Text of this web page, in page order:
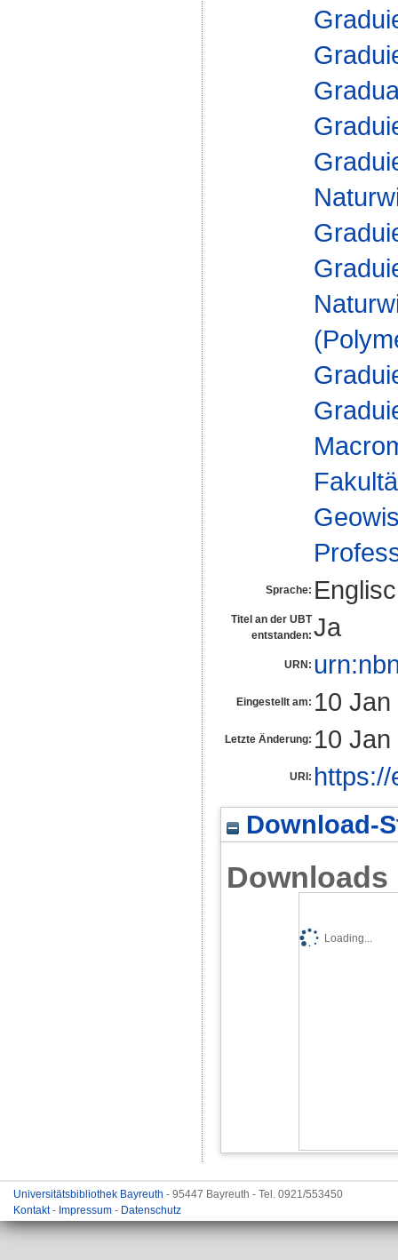
Sprache:
Titel an der UBT
entstanden: Ja
URN:
Eingestellt am: 10
Letzte Änderung: 10
URI:
Download-
Downloads
Loading...
Universitätsbibliothek Bayreuth - 95447 Bayreuth - Tel. 0921/553450
Kontakt- Impressum - Datenschutz